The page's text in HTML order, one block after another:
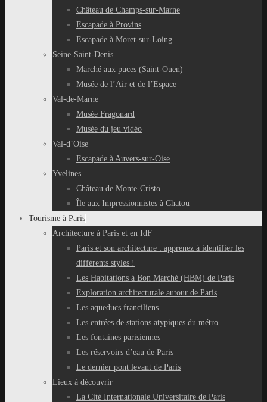
Château de Champs-sur-Marne
Escapade à Provins
Escapade à Moret-sur-Loing
Seine-Saint-Denis
Marché aux puces (Saint-Ouen)
Musée de l’Air et de l’Espace
Val-de-Marne
Musée Fragonard
Musée du jeu vidéo
Val-d’Oise
Escapade à Auvers-sur-Oise
Yvelines
Château de Monte-Cristo
Île aux Impressionnistes à Chatou
Tourisme à Paris
Architecture à Paris et en IdF
Paris et son architecture : apprenez à identifier les
différents styles !
Les Habitations à Bon Marché (HBM) de Paris
Exploration architecturale autour de Paris
Les aqueducs franciliens
Les entrées de stations atypiques du métro
Les fontaines parisiennes
Les réservoirs d’eau de Paris
Le dernier pont levant de Paris
Lieux à découvrir
La Cité Internationale Universitaire de Paris